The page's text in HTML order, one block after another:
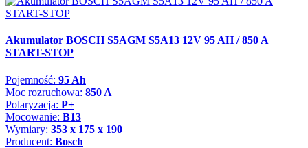
Akumulator BOSCH S5AGM S5A13 12V 95 AH / 850 A
START-STOP
Pojemność: 95 Ah
Moc rozruchowa: 850 A
Polaryzacja: P+
Mocowanie: B13
Wymiary: 353 x 175 x 190
Producent: Bosch